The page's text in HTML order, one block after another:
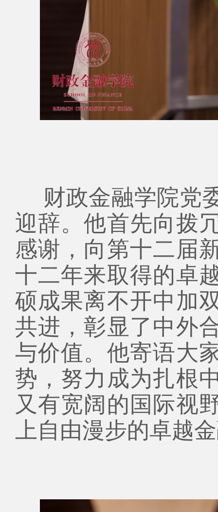
财政金融学院党
迎辞。他首先向拨
感谢，向第十二届
十二年来取得的卓
硕成果离不开中加
共进，彰显了中外
与价值。他寄语大
势，努力成为扎根
又有宽阔的国际视
上自由漫步的卓越